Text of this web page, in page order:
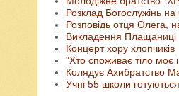
Розклад Богослужінь
Розповідь отця Олега,
Викладення Плащаниці
Концерт хору хлопчиків
"Хто споживає тіло
Колядує Ахибратство
Учні 55 школи